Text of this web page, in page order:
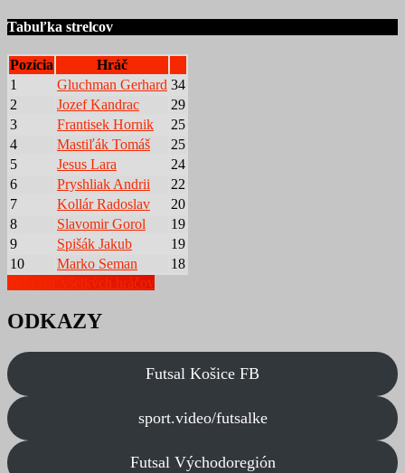
Tabuľka strelcov
Pozícia
Hráč
1
Gluchman Gerhard 34
2
Jozef Kandrac
29
3
Frantisek Hornik
25
4
Mastiľák Tomáš
25
5
Jesus Lara
24
6
Pryshliak Andrii
22
7
Kollár Radoslav
20
8
Slavomir Gorol
19
9
Spišák Jakub
19
10
Marko Seman
18
Zobraziť všetkých hráčov
ODKAZY
Futsal Košice FB
sport.video/futsalke
Futsal Východoregión